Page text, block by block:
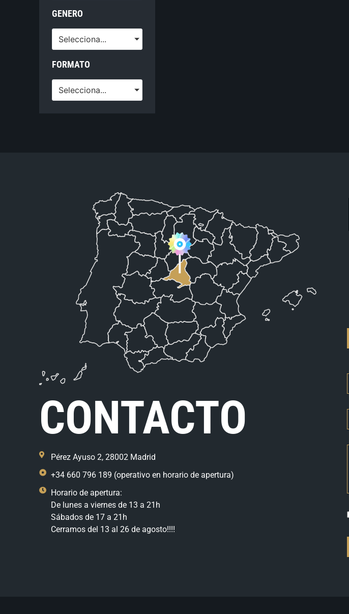
GENERO
Selecciona...
FORMATO
Selecciona...
CONTACTO
Pérez Ayuso 2, 28002 Madrid
+34 660 796 189 (operativo en horario de apertura)
Horario de apertura:
De lunes a viernes de 13 a 21h
Sábados de 17 a 21h
Cerramos del 13 al 26 de agosto!!!!